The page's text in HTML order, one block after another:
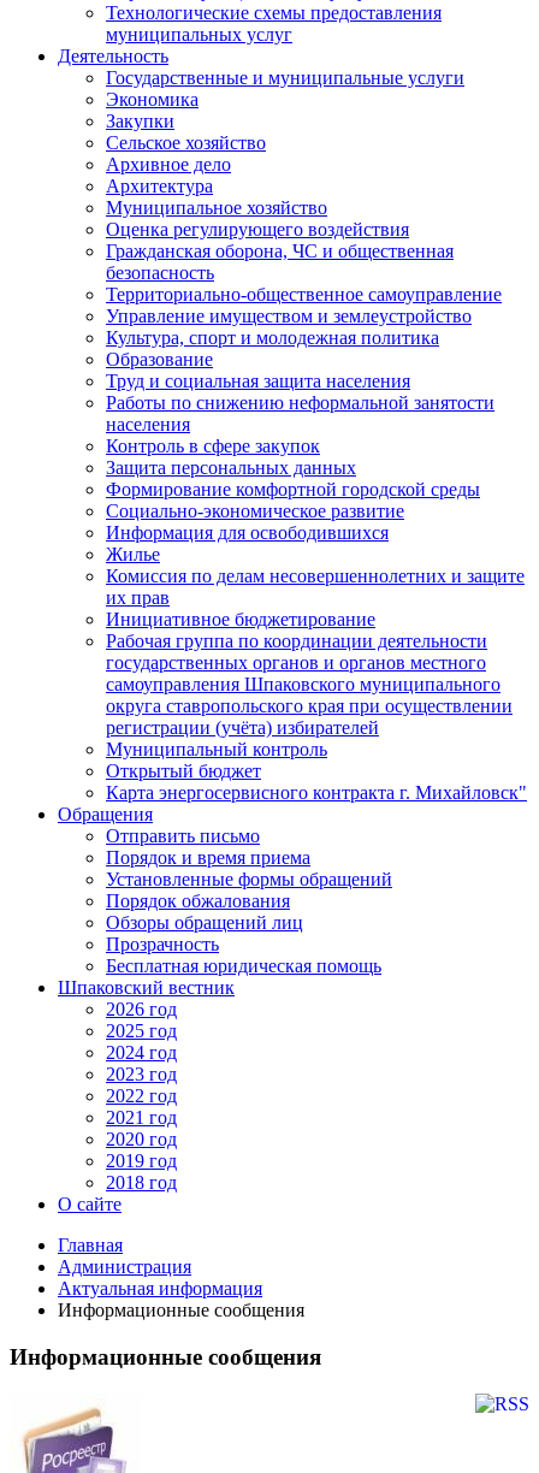
Технологические схемы предоставления
муниципальных услуг
Деятельность
Государственные и муниципальные услуги
Экономика
Закупки
Сельское хозяйство
Архивное дело
Архитектура
Муниципальное хозяйство
Оценка регулирующего воздействия
Гражданская оборона, ЧС и общественная
безопасность
Территориально-общественное самоуправление
Управление имуществом и землеустройство
Культура, спорт и молодежная политика
Образование
Труд и социальная защита населения
Работы по снижению неформальной занятости
населения
Контроль в сфере закупок
Защита персональных данных
Формирование комфортной городской среды
Социально-экономическое развитие
Информация для освободившихся
Жилье
Комиссия по делам несовершеннолетних и защите
их прав
Инициативное бюджетирование
Рабочая группа по координации деятельности
государственных органов и органов местного
самоуправления Шпаковского муниципального
округа ставропольского края при осуществлении
регистрации (учёта) избирателей
Муниципальный контроль
Открытый бюджет
Карта энергосервисного контракта г. Михайловск"
Обращения
Отправить письмо
Порядок и время приема
Установленные формы обращений
Порядок обжалования
Обзоры обращений лиц
Прозрачность
Бесплатная юридическая помощь
Шпаковский вестник
2026 год
2025 год
2024 год
2023 год
2022 год
2021 год
2020 год
2019 год
2018 год
О сайте
Главная
Администрация
Актуальная информация
Информационные сообщения
Информационные сообщения